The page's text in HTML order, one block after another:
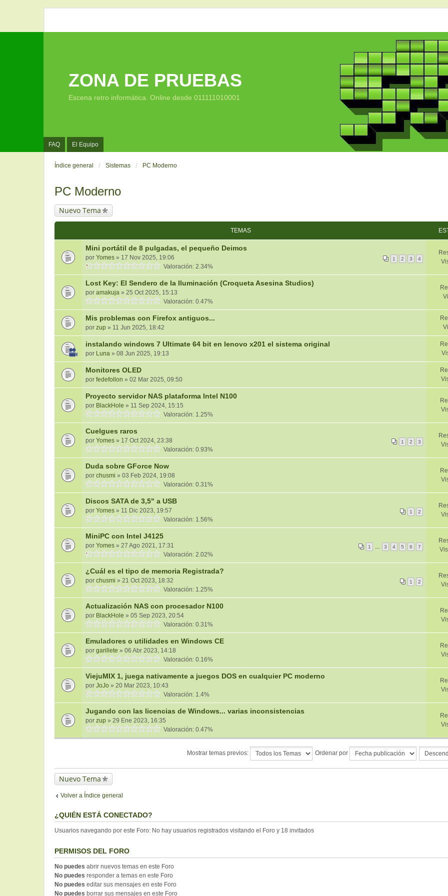
FAQ El Equipo
ZONA DE PRUEBAS
Escena retro informática. Online desde 011111010001
Índice general Sistemas PC Moderno
PC Moderno
Nuevo Tema
TEMAS
Mini portátil de 8 pulgadas, el pequeño Deimos
1 2 3 4
por Yomes » 17 Nov 2025, 19:06
Valoración: 2.34%
Lost Key: El Sendero de la Iluminación (Croqueta Asesina Studios)
por amakuja » 25 Oct 2025, 15:13
Valoración: 0.47%
Mis problemas con Firefox antiguos...
por zup » 11 Jun 2025, 18:42
instalando windows 7 Ultimate 64 bit en lenovo x201 el sistema original
por Luna » 08 Jun 2025, 19:13
Monitores OLED
por fedefollon » 02 Mar 2025, 09:50
Proyecto servidor NAS plataforma Intel N100
por BlackHole » 11 Sep 2024, 15:15
Valoración: 1.25%
Cuelgues raros
1 2 3
por Yomes » 17 Oct 2024, 23:38
Valoración: 0.93%
Duda sobre GForce Now
por chusmi » 03 Feb 2024, 19:08
Valoración: 0.31%
Discos SATA de 3,5" a USB
1 2
por Yomes » 11 Dic 2023, 19:57
Valoración: 1.56%
MiniPC con Intel J4125
1 3 4 5 6 7
por Yomes » 27 Ago 2021, 17:31
Valoración: 2.02%
¿Cuál es el tipo de memoria Registrada?
1 2
por chusmi » 21 Oct 2023, 18:32
Valoración: 1.25%
Actualización NAS con procesador N100
por BlackHole » 05 Sep 2023, 20:54
Valoración: 0.31%
Emuladores o utilidades en Windows CE
por garillete » 06 Abr 2023, 14:18
Valoración: 0.16%
ViejuMIX 1, juega nativamente a juegos DOS en cualquier PC moderno
por JoJo » 20 Mar 2023, 10:43
Valoración: 1.4%
Jugando con las licencias de Windows... varias inconsistencias
por zup » 29 Ene 2023, 16:35
Valoración: 0.47%
Mostrar temas previos: Ordenar por
Nuevo Tema
Volver a Índice general
¿QUIÉN ESTÁ CONECTADO?
Usuarios navegando por este Foro: No hay usuarios registrados visitando el Foro y 18 invitados
PERMISOS DEL FORO
No puedes abrir nuevos temas en este Foro
No puedes responder a temas en este Foro
No puedes editar sus mensajes en este Foro
No puedes borrar sus mensajes en este Foro